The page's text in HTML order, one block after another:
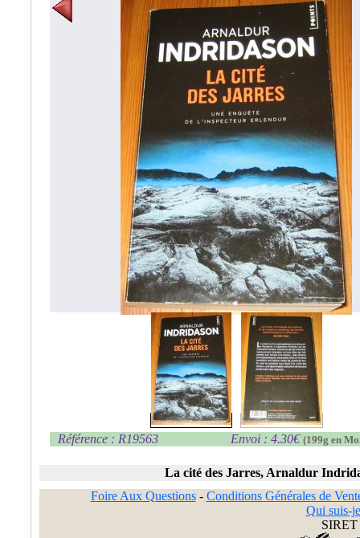
Référence : R19563 Envoi : 4.30€ (199g en
La cité des Jarres, Arnaldur
Foire Aux Questions- Conditions Générales de
Qui suis-
SIRET